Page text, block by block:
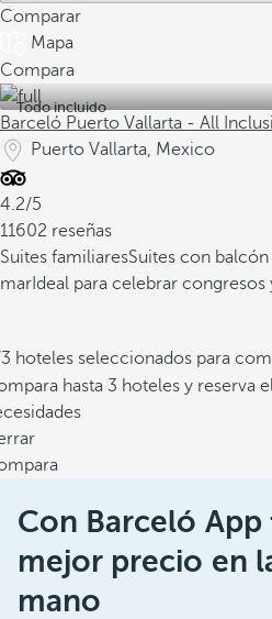
Comparar
Mapa
Compara
Todo incluido
Barceló Puerto Vallarta - All
Puerto Vallarta, Mexico
4.2/5
11602 reseñas
Suites familiaresSuites con balcón
mar Ideal para celebrar congresos
hoteles seleccionados para
hasta 3 hoteles y reserva
Con Barceló
mejor precio en
mano